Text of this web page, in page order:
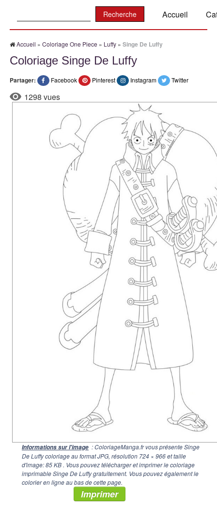
Accueil
Accueil » Coloriage One Piece » Luffy » Singe De Luffy
Coloriage Singe De Luffy
Partager: Facebook Pinterest Instagram Twitter
1298 vues
Informations sur l'image : ColoriageManga.fr vous présente Singe
De Luffy coloriage au format JPG, résolution 724 × 966et taille
d'image: 85 KB . Vous pouvez télécharger et imprimer le coloriage
imprimable Singe De Luffy gratuitement. Vous pouvez également le
colorier en ligne au bas de cette page.
Imprimer